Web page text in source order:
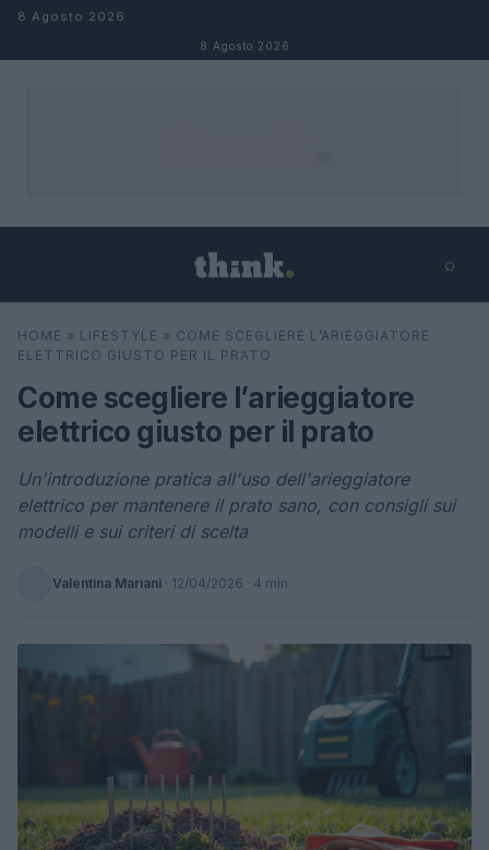
Salta al contenuto
8 Agosto 2026
8 Agosto 2026
⌕
Cerca ⌕
HOME » LIFESTYLE » COME SCEGLIERE L’ARIEGGIATORE
ELETTRICO GIUSTO PER IL PRATO
Come scegliere l’arieggiatore
elettrico giusto per il prato
Un'introduzione pratica all'uso dell'arieggiatore
elettrico per mantenere il prato sano, con consigli sui
modelli e sui criteri di scelta
Valentina Mariani · 12/04/2026 · 4 min